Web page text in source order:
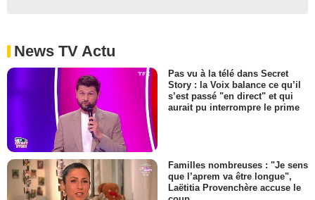
News TV Actu
Pas vu à la télé dans Secret
Story : la Voix balance ce qu’il
s’est passé "en direct" et qui
aurait pu interrompre le prime
Familles nombreuses : "Je sens
que l’aprem va être longue",
Laëtitia Provenchère accuse le